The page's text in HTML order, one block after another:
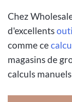
Chez
d'excellents
comme ce
magasins de
calculs